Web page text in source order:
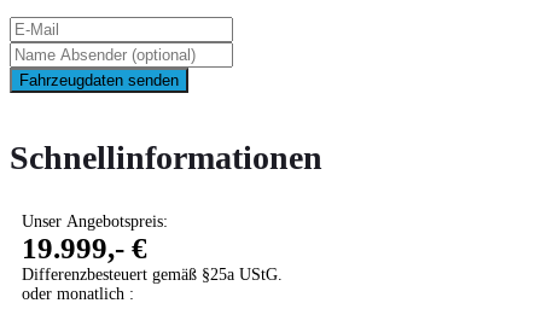
Fahrzeugdaten senden
Schnellinformationen
Unser Angebotspreis:
19.999,- €
Differenzbesteuert gemäß §25a UStG.
oder monatlich :